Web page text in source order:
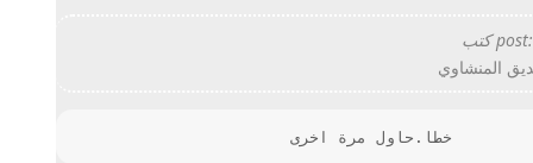
المنشاوي
                       خطا.حاول مرة اخرى